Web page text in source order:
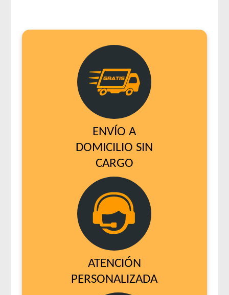
ENVÍO A
DOMICILIO SIN
CARGO
ATENCIÓN
PERSONALIZADA